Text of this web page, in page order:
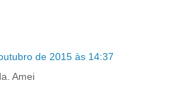
de 2015 às 14:37
Amei